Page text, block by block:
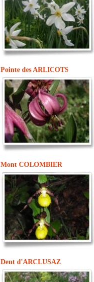
Pointe des ARLICOTS
Mont COLOMBIER
Dent d'ARCLUSAZ